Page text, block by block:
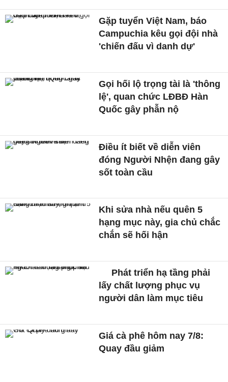
Gặp tuyển Việt Nam, báo
Campuchia kêu gọi đội nhà
'chiến đấu vì danh dự'
Gọi hối lộ trọng tài là 'thông
lệ', quan chức LĐBĐ Hàn
Quốc gây phẫn nộ
Điều ít biết về diễn viên
đóng Người Nhện đang gây
sốt toàn cầu
Khi sửa nhà nếu quên 5
hạng mục này, gia chủ chắc
chắn sẽ hối hận
Phát triển hạ tầng phải
lấy chất lượng phục vụ
người dân làm mục tiêu
Giá cà phê hôm nay 7/8:
Quay đầu giảm